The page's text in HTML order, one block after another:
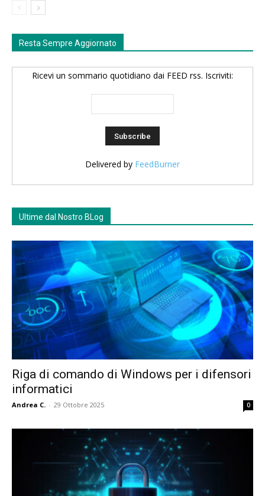
Resta Sempre Aggiornato
Ricevi un sommario quotidiano dai FEED rss. Iscriviti:
Delivered by FeedBurner
Ultime dal Nostro BLog
Riga di comando di Windows per i difensori
informatici
Andrea C. - 29 Ottobre 2025 0